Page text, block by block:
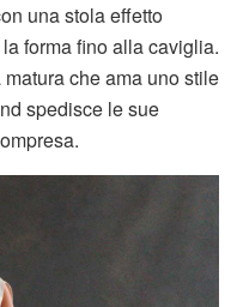
una stola effetto
forma fino alla caviglia.
che ama uno stile
spedisce le sue